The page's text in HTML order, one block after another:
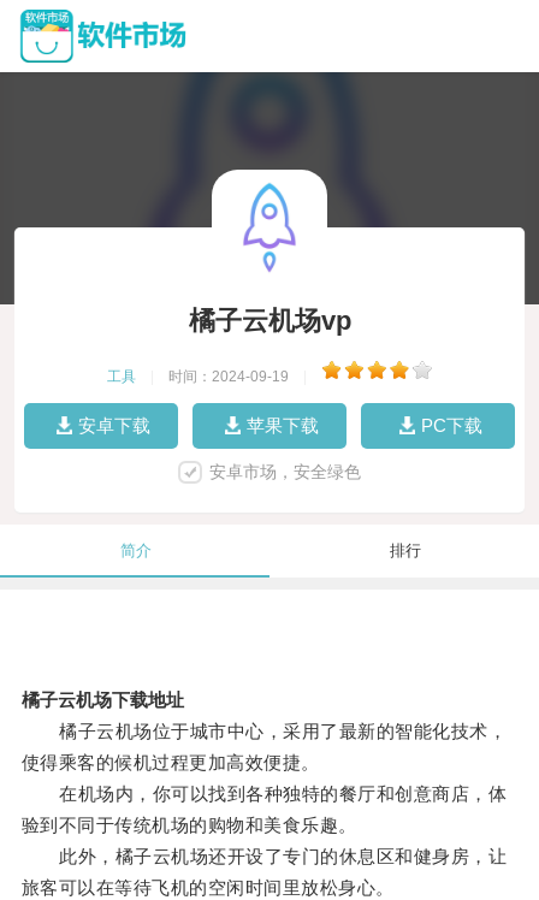
橘子云机场vp
工具 时间：2024-09-19
安卓下载 苹果下载 PC下载
安卓市场，安全绿色
简介 排行
橘子云机场下载地址
橘子云机场位于城市中心，采用了最新的智能化技术，
使得乘客的候机过程更加高效便捷。
在机场内，你可以找到各种独特的餐厅和创意商店，体
验到不同于传统机场的购物和美食乐趣。
此外，橘子云机场还开设了专门的休息区和健身房，让
旅客可以在等待飞机的空闲时间里放松身心。